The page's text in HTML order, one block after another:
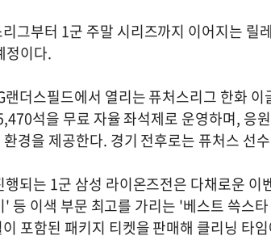
그부터 1군 주말 시리즈까지 이어지는 릴
정이다.
랜더스필드에서 열리는 퓨처스리그 한화
석을 무료 자율 좌석제로 운영하며, 응
경을 제공한다. 경기 전후로는 퓨처스 선
되는 1군 삼성 라이온즈전은 다채로운
등 이색 부문 최고를 가리는 '베스트 쓱스
포함된 패키지 티켓을 판매해 클리닝 타